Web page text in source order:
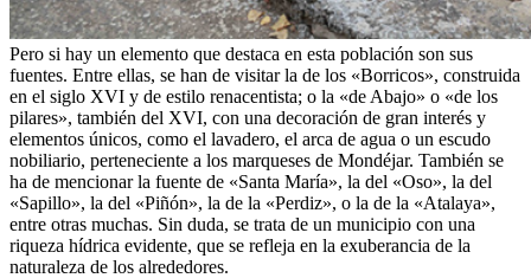
Pero si hay un elemento que destaca en esta población son sus
fuentes. Entre ellas, se han de visitar la de los «Borricos», construida
en el siglo XVI y de estilo renacentista; o la «de Abajo» o «de los
pilares», también del XVI, con una decoración de gran interés y
elementos únicos, como el lavadero, el arca de agua o un escudo
nobiliario, perteneciente a los marqueses de Mondéjar. También se
ha de mencionar la fuente de «Santa María», la del «Oso», la del
«Sapillo», la del «Piñón», la de la «Perdiz», o la de la «Atalaya»,
entre otras muchas. Sin duda, se trata de un municipio con una
riqueza hídrica evidente, que se refleja en la exuberancia de la
naturaleza de los alrededores.